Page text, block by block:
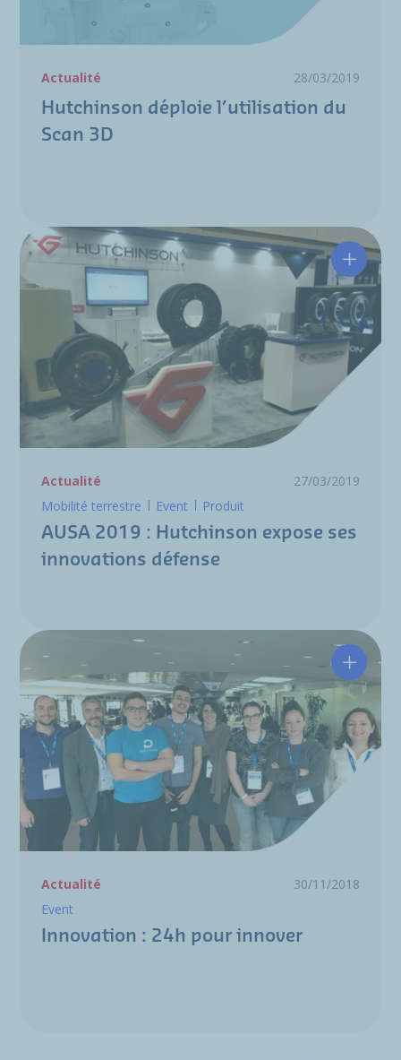
Actualité 28/03/2019
Hutchinson déploie l’utilisation du
Scan 3D
AUSA
Actualité
27/03/2019
Mobilité terrestre
Event Produit
AUSA 2019 : Hutchinson expose ses
innovations défense
Actualité
30/11/2018
Event
Innovation : 24h pour innover